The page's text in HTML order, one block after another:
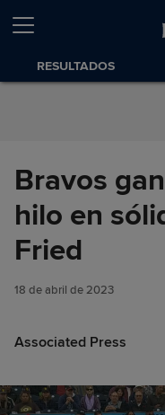
Saltar al Contenido
RESULTADOS
Bravos
hilo en
Fried
18 de abril de 2023
Associated Press
Bravos ganan
en sólido regreso